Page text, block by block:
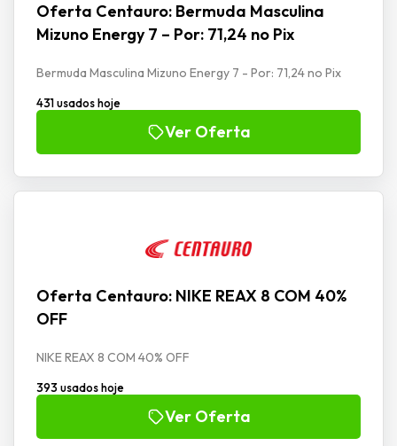
Oferta Centauro: Bermuda Masculina
Mizuno Energy 7 – Por: 71,24 no Pix
Bermuda Masculina Mizuno Energy 7 - Por: 71,24 no Pix
431 usados hoje
Ver Oferta
Oferta Centauro: NIKE REAX 8 COM 40%
OFF
NIKE REAX 8 COM 40% OFF
393 usados hoje
Ver Oferta